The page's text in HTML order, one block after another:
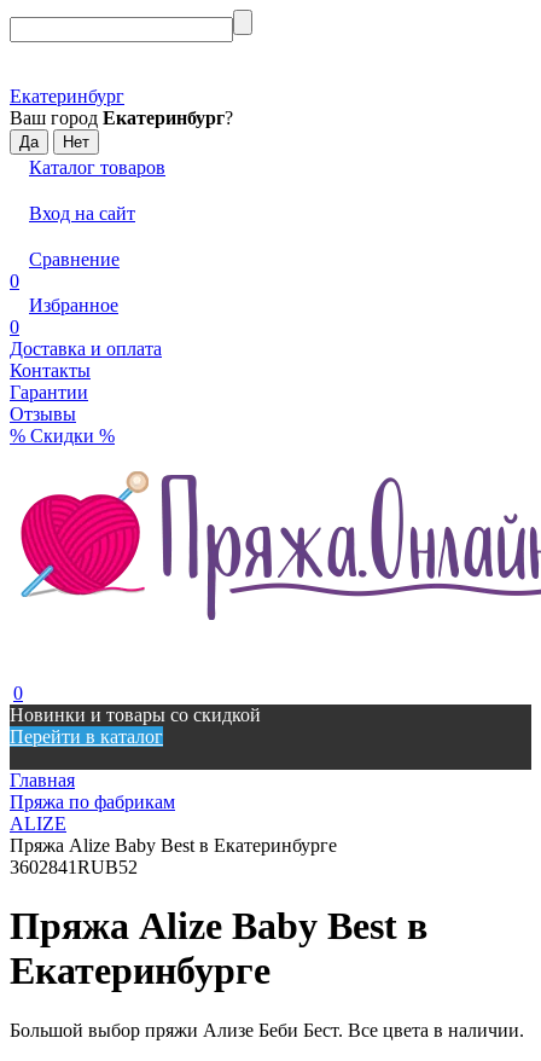
Екатеринбург
Ваш город Екатеринбург?
Каталог товаров
Вход на сайт
Сравнение
0
Избранное
0
Доставка и оплата
Контакты
Гарантии
Отзывы
% Скидки %
0
Новинки и товары со скидкой
Перейти в каталог
Главная
Пряжа по фабрикам
ALIZE
Пряжа Alize Baby Best в Екатеринбурге
3602841RUB52
Пряжа Alize Baby Best в
Екатеринбурге
Большой выбор пряжи Ализе Беби Бест. Все цвета в наличии.